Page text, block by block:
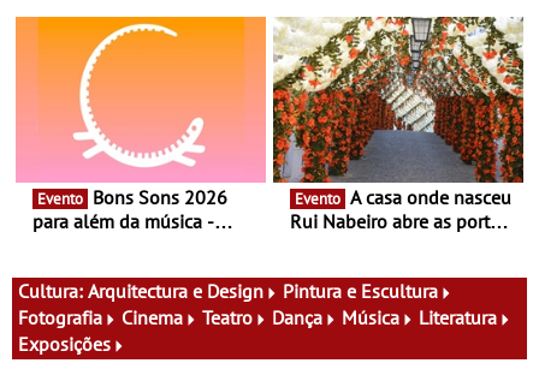
vinho, gastronomia e
música
Evento
para além da música -
atividades para toda a
família e muito mais
Evento
Rui Nabeiro abre as portas
Festas decorrem entre 8 e
16 de agosto
Cultura: Arquitectura e Design
Pintura e Escultura
Fotografia
Cinema Teatro Dança Música
Literatura
Exposições